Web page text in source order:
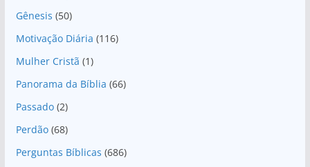
Gênesis (50)
Motivação Diária (116)
Mulher Cristã (1)
Panorama da Bíblia (66)
Passado(2)
Perdão(68)
Perguntas Bíblicas (686)